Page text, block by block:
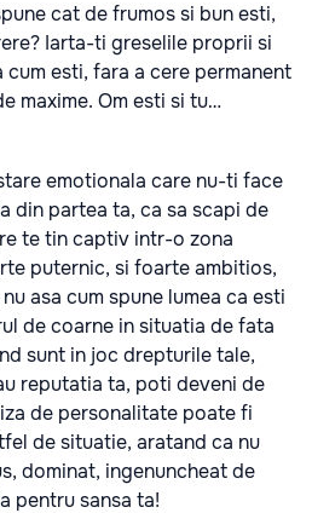
cat de frumos si bun esti,
Iarta-ti greselile proprii si
esti, fara a cere permanent
maxime. Om esti si tu…
emotionala care nu-ti face
din partea ta, ca sa scapi de
te tin captiv intr-o zona
puternic, si foarte ambitios,
asa cum spune lumea ca esti
de coarne in situatia de fata
sunt in joc drepturile tale,
reputatia ta, poti deveni de
de personalitate poate fi
de situatie, aratand ca nu
dominat, ingenuncheat de
pentru sansa ta!